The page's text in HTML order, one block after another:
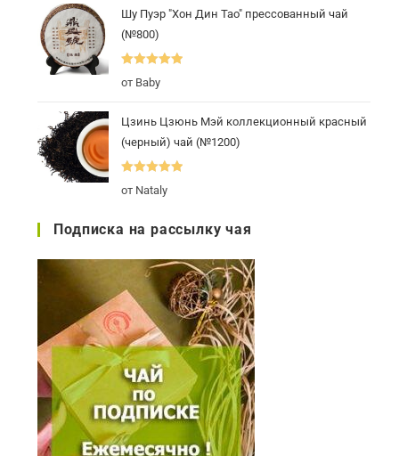
Шу Пуэр "Хон Дин Тао" прессованный чай
(№800)
Оценка
от Baby
Цзинь Цзюнь Мэй коллекционный красный
(черный) чай (№1200)
Оценка5
от Nataly
Подписка на рассылку чая